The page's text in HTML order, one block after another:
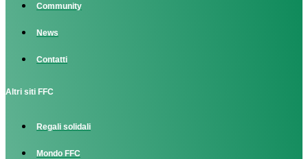
Community
News
Contatti
Altri siti FFC
Regali solidali
Mondo FFC